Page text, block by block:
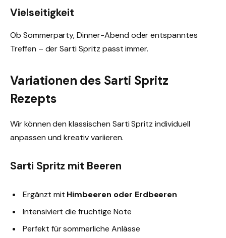
Vielseitigkeit
Ob Sommerparty, Dinner-Abend oder entspanntes
Treffen – der Sarti Spritz passt immer.
Variationen des Sarti Spritz
Rezepts
Wir können den klassischen Sarti Spritz individuell
anpassen und kreativ variieren.
Sarti Spritz mit Beeren
Ergänzt mit Himbeeren oder Erdbeeren
Intensiviert die fruchtige Note
Perfekt für sommerliche Anlässe